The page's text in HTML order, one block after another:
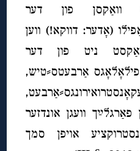
וואַקסן פון דער
(אָדער: דווקא!) ווען
ניט פון דער
אַרבעטס⸗טיש,
וועגן אונדזער
אויפן סמך